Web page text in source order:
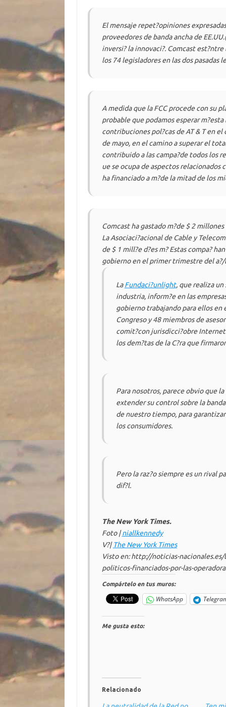
El mensaje repet?opiniones
proveedores de banda ancha de
inversi? la innovaci?. Comcast
los 74 legisladores en las dos pasadas
A medida que laFCCprocede con su
probable que podamos esperar
contribuciones pol?cas de AT & T en
de mayo, en el camino a superar el
contribuido a las campa?de todos los
ue se ocupa de aspectos relacionados
ha financiado a m?de la mitad de los
Comcast ha gastado m?de $ 2
La Asociaci?acional de Cable y
de $ 1 mill?e d?es m? Estas compa?
gobierno en el primer trimestre del
LaFundaci?unlight, que realiza
industria, inform?e en las
gobierno trabajando para ellos
Congreso y 48 miembros de
comit?con jurisdicci?obre Internet
los dem?tas de la C?ra que
Para nosotros, parece obvio que
extender su control sobre la
de nuestro tiempo, para
los consumidores.
Pero la raz?o siempre es un rival
dif?l.
The New York Times.
Foto |niallkennedy
V?|The New York Times
Visto en: http://noticias-
politicos-financiados-por-las-
Compártelo en tus muros:
WhatsApp
Me gusta esto:
Relacionado